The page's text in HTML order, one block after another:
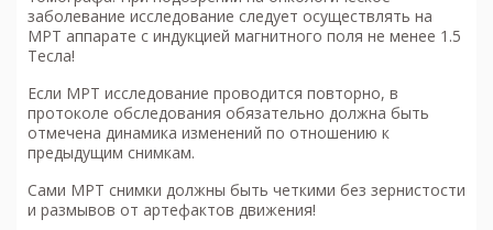
заболевание исследование следует осуществлять на
МРТ аппарате с индукцией магнитного поля не менее 1.5
Тесла!
Если МРТ исследование проводится повторно, в
протоколе обследования обязательно должна быть
отмечена динамика изменений по отношению к
предыдущим снимкам.
Сами МРТ снимки должны быть четкими без зернистости
и размывов от артефактов движения!